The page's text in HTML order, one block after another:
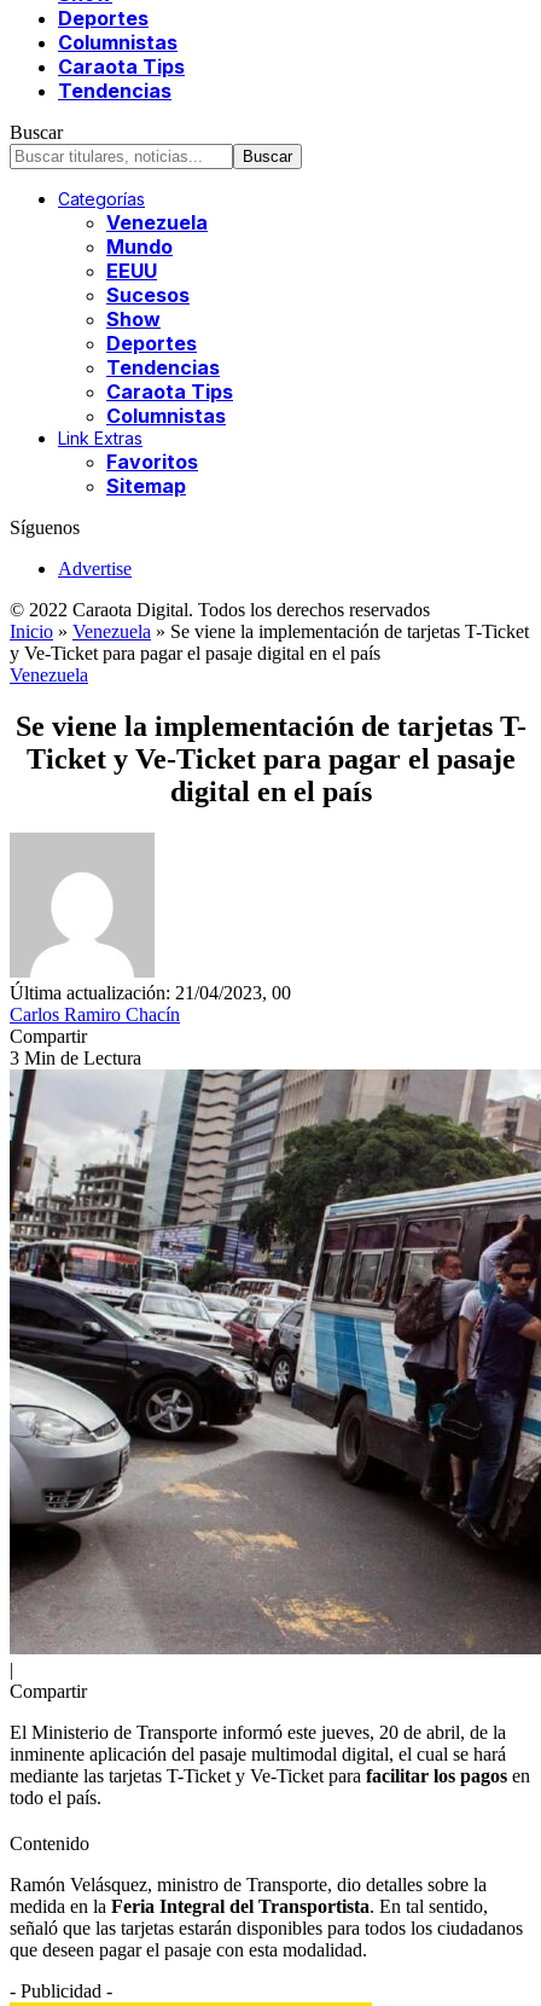
Deportes
Columnistas
Caraota Tips
Tendencias
Buscar
Categorías
Venezuela
Mundo
EEUU
Sucesos
Show
Deportes
Tendencias
Caraota Tips
Columnistas
Link Extras
Favoritos
Sitemap
Síguenos
Advertise
© 2022 Caraota Digital. Todos los derechos reservados
Inicio » Venezuela » Se viene la implementación de tarjetas T-Ticket
y Ve-Ticket para pagar el pasaje digital en el país
Venezuela
Se viene la implementación de tarjetas T-
Ticket y Ve-Ticket para pagar el pasaje
digital en el país
Última actualización: 21/04/2023, 00
Carlos Ramiro Chacín
Compartir
3 Min de Lectura
|
Compartir
El Ministerio de Transporte informó este jueves, 20 de abril, de la
inminente aplicación del pasaje multimodal digital, el cual se hará
mediante las tarjetas T-Ticket y Ve-Ticket para facilitar los pagos en
todo el país.
Contenido
Ramón Velásquez, ministro de Transporte, dio detalles sobre la
medida en la Feria Integral del Transportista. En tal sentido,
señaló que las tarjetas estarán disponibles para todos los ciudadanos
que deseen pagar el pasaje con esta modalidad.
- Publicidad -